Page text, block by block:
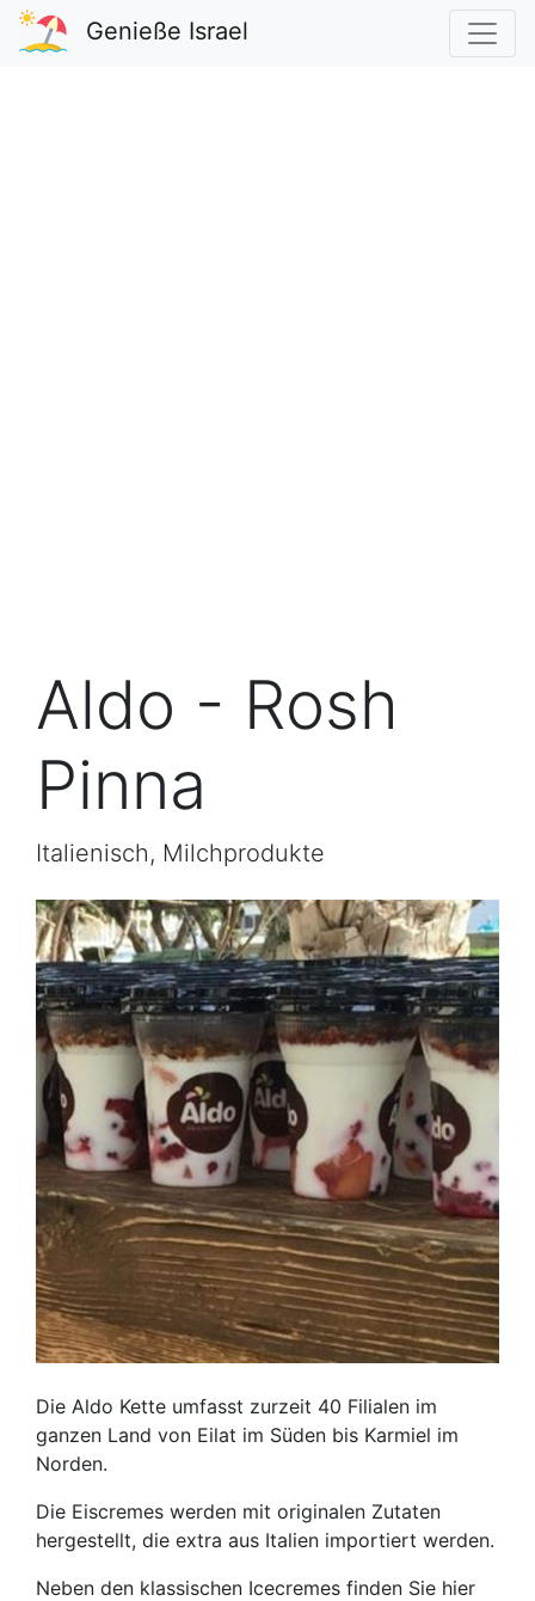
Genieße Israel
Aldo - Rosh
Pinna
Italienisch, Milchprodukte
Die Aldo Kette umfasst zurzeit 40 Filialen im
ganzen Land von Eilat im Süden bis Karmiel im
Norden.
Die Eiscremes werden mit originalen Zutaten
hergestellt, die extra aus Italien importiert werden.
Neben den klassischen Icecremes finden Sie hier